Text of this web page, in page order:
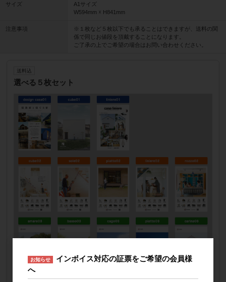
サイズ
A1サイズ
W594mm ☓ H841mm
注意事項
※１枚など５枚以下でも承ることはできますが、送料の関
係で同じお値段を頂戴することになります。
ご了承の上でご希望の場合はお問い合わせください。
送料込
選べる５枚セット
お知らせ
インボイス対応の証票をご希望の会員様
へ